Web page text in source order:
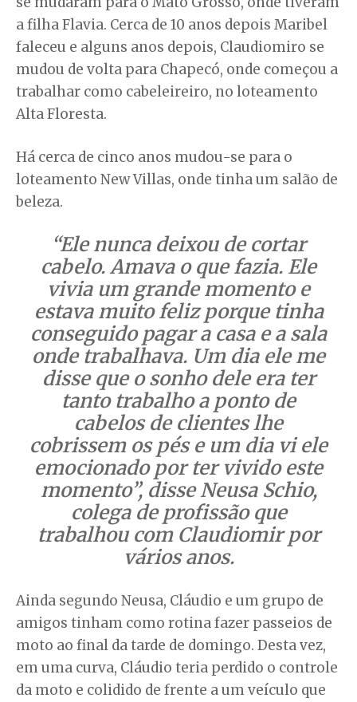
a filha Flavia. Cerca de 10 anos depois Maribel
faleceu e alguns anos depois, Claudiomiro se
mudou de volta para Chapecó, onde começou a
trabalhar como cabeleireiro, no loteamento
Alta Floresta.
Há cerca de cinco anos mudou-se para o
loteamento New Villas, onde tinha um salão de
beleza.
“Ele nunca deixou de cortar
cabelo. Amava o que fazia. Ele
vivia um grande momento e
estava muito feliz porque tinha
conseguido pagar a casa e a sala
onde trabalhava. Um dia ele me
disse que o sonho dele era ter
tanto trabalho a ponto de
cabelos de clientes lhe
cobrissem os pés e um dia vi ele
emocionado por ter vivido este
momento”, disse Neusa Schio,
colega de profissão que
trabalhou com Claudiomir por
vários anos.
Ainda segundo Neusa, Cláudio e um grupo de
amigos tinham como rotina fazer passeios de
moto ao final da tarde de domingo. Desta vez,
em uma curva, Cláudio teria perdido o controle
da moto e colidido de frente a um veículo que